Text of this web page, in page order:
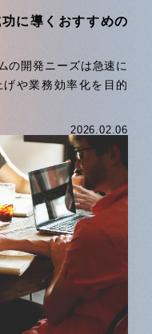
に導くおすすめの
の開発ニーズは急速に
や業務効率化を目的
2026.02.06